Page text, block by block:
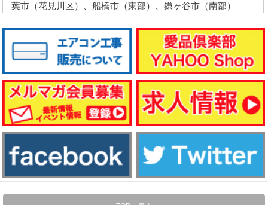
葉市（花見川区）、船橋市（東部）、鎌ヶ谷市（南部）